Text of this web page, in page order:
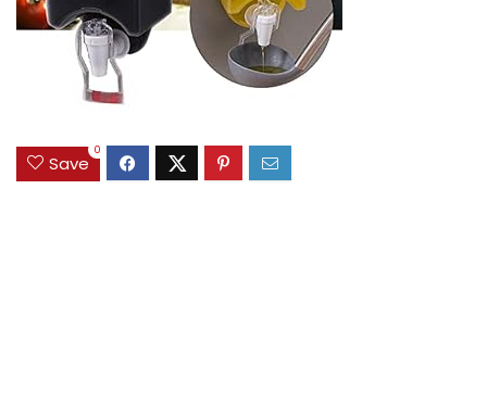
Save
0